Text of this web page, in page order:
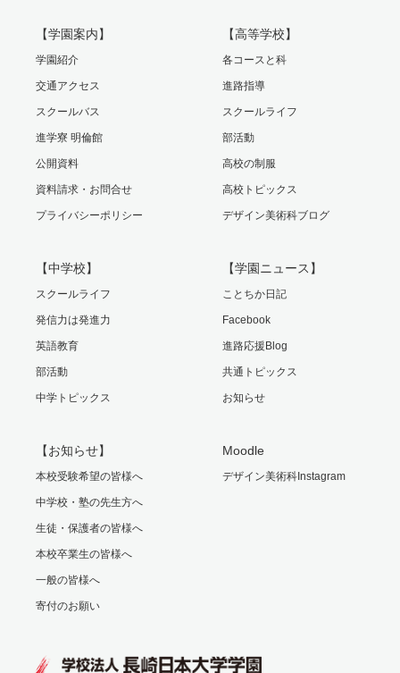
【学園案内】
学園紹介
交通アクセス
スクールバス
進学寮 明倫館
公開資料
資料請求・お問合せ
プライバシーポリシー
【高等学校】
各コースと科
進路指導
スクールライフ
部活動
高校の制服
高校トピックス
デザイン美術科ブログ
【中学校】
スクールライフ
発信力は発進力
英語教育
部活動
中学トピックス
【学園ニュース】
ことちか日記
Facebook
進路応援Blog
共通トピックス
お知らせ
【お知らせ】
本校受験希望の皆様へ
中学校・塾の先生方へ
生徒・保護者の皆様へ
本校卒業生の皆様へ
一般の皆様へ
寄付のお願い
Moodle
デザイン美術科Instagram